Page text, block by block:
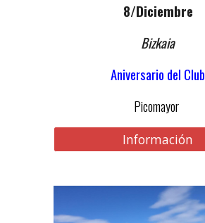
8/Diciembre
Bizkaia
Aniversario del Club
Picomayor
Información